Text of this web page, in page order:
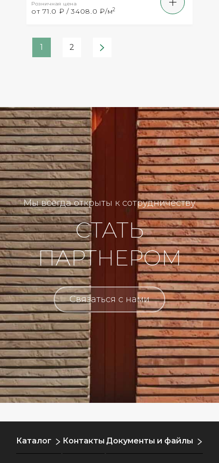
Розничная цена
от 71.0 ₽ / 3408.0 ₽/м2
1 2
Мы всегда открыты к сотрудничеству
СТАТЬ
ПАРТНЕРОМ
Связаться с нами
Каталог Контакты Документы и файлы